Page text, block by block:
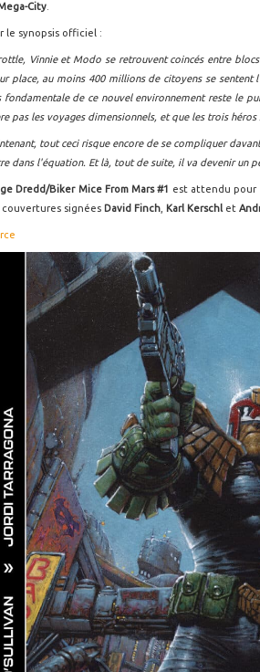
City
le synopsis officiel :
Vinnie et Modo se retrouvent coincés entre
place, au moins 400 millions de citoyens se sentent
fondamentale de ce nouvel environnement reste le
pas les voyages dimensionnels, et que les trois
tout ceci risque encore de se compliquer
dans l'équation. Et là, tout de suite, il va devenir un
Dredd/Biker Mice From Mars #1 est attendu pour
couvertures signées David Finch Karl Kerschl et